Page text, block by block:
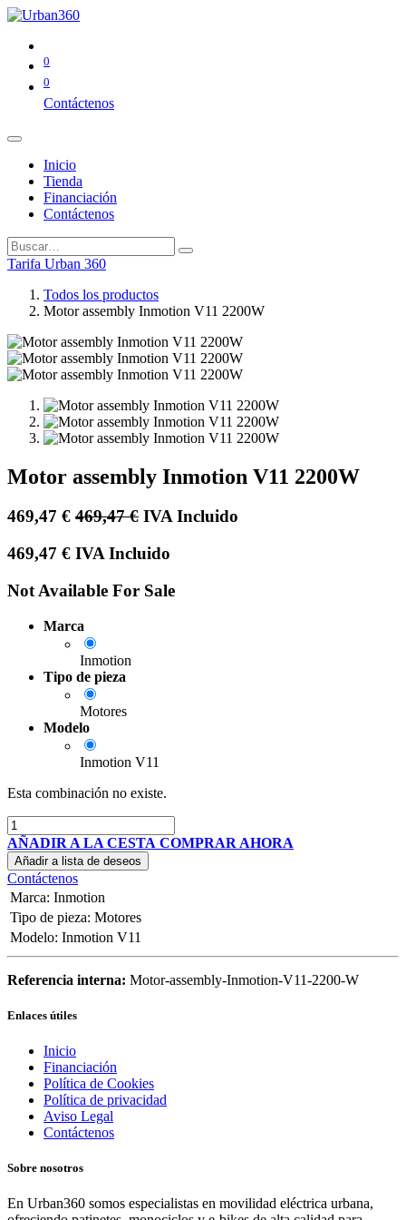
0
0
Contáctenos
Inicio
Tienda
Financiación
Contáctenos
Tarifa Urban 360
Todos los productos
Motor assembly Inmotion V11 2200W
Motor assembly Inmotion V11 2200W
469,47 € 469,47€ IVA Incluido
469,47 € IVA Incluido
Not Available For Sale
Marca
Inmotion
Tipo de pieza
Motores
Modelo
Inmotion V11
Esta combinación no existe.
AÑADIR A LA CESTA COMPRAR AHORA
Añadir a lista de deseos
Contáctenos
Marca: Inmotion
Tipo de pieza: Motores
Modelo: Inmotion V11
Referencia interna: Motor-assembly-Inmotion-V11-2200-W
Enlaces útiles
Inicio
Financiación
Política de Cookies
Política de privacidad
Aviso Legal
Contáctenos
Sobre nosotros
En Urban360 somos especialistas en movilidad eléctrica urbana,